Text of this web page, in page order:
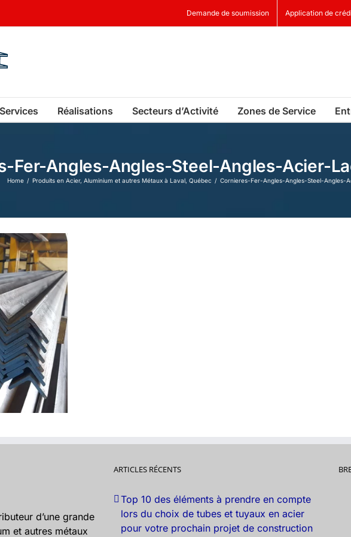
Demande de soumission Application de
Services Réalisations Secteurs d’Activité Zones de Service
Fer-Angles-Angles-Steel-Angles-Acier-
Home Produits en Acier, Aluminium et autres Métaux à Laval, Québec Cornieres-Fer-Angles-Angles-Steel-Angles-
d’une grande
et autres métaux
ARTICLES RÉCENTS
Top 10 des éléments à prendre en compte
lors du choix de tubes et tuyaux en acier
pour votre prochain projet de construction